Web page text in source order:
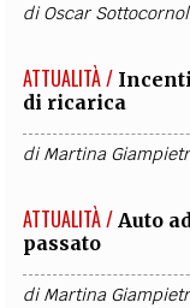
diOscar
ATTUALITÀ /
di ricarica
diMartina
ATTUALITÀ / Auto
passato
diMartina